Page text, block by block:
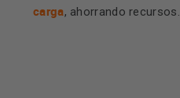
carga, ahorrando recursos.